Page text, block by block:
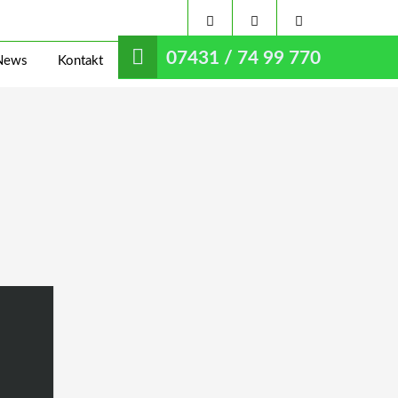
07431 / 74 99 770
Kontakt